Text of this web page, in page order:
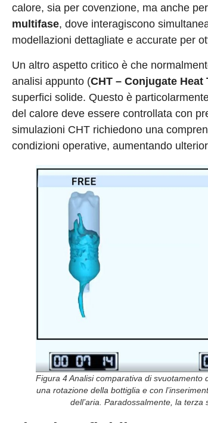
calore, sia per covenzione, ma anche
multifase, dove interagiscono
modellazioni dettagliate e accurate per
Un altro aspetto critico è che
analisi appunto (CHT – Conjugate Heat
superfici solide. Questo è
del calore deve essere controllata con
simulazioni CHT richiedono una
condizioni operative, aumentando
Figura 4 Analisi comparativa di svuotamento
una rotazione della bottiglia e con
dell’aria. Paradossalmente, la